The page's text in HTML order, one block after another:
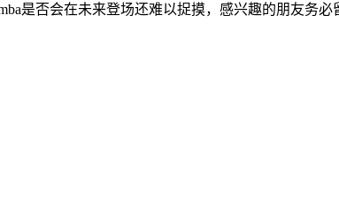
是否会在未来登场还难以捉摸，感兴趣的朋友务